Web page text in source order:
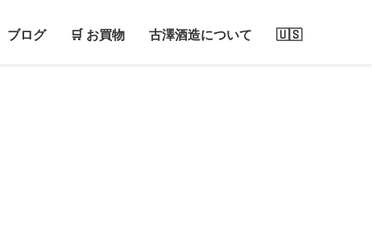
ブログ 🛒 お買物 古澤酒造について 🇺🇸